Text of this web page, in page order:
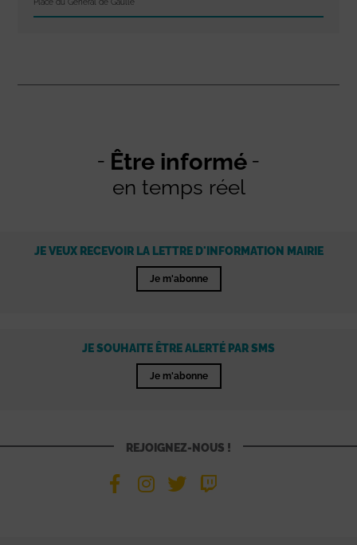
Être informé
en temps réel
JE VEUX RECEVOIR LA LETTRE D'INFORMATION MAIRIE
Je m'abonne
JE SOUHAITE ÊTRE ALERTÉ PAR SMS
Je m'abonne
REJOIGNEZ-NOUS !